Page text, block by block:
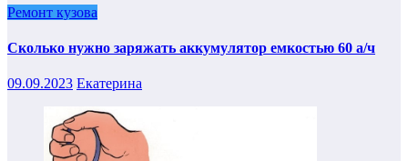
Ремонт кузова
Сколько нужно заряжать аккумулятор емкостью 60 а/ч
09.09.2023 Екатерина